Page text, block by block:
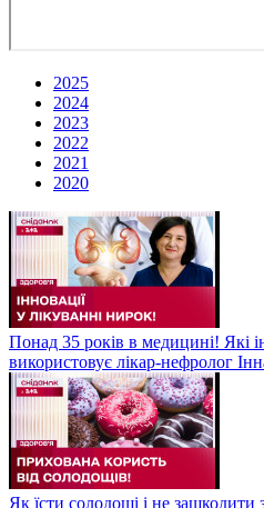
2025
2024
2023
2022
2021
2020
Понад 35 років в медицині! Які
використовує лікар-нефролог
Як їсти солодощі і не